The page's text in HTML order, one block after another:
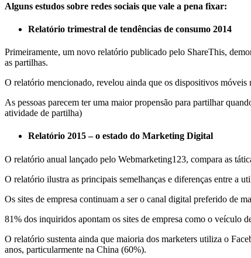
Alguns estudos sobre redes sociais que vale a pena fixar:
Relatório trimestral de tendências de consumo 2014
Primeiramente, um novo relatório publicado pelo ShareThis,
as partilhas.
O relatório mencionado, revelou ainda que os dispositivos
As pessoas parecem ter uma maior propensão para partilhar
atividade de partilha)
Relatório 2015 – o estado do Marketing Digital
O relatório anual lançado pelo Webmarketing123, compara as
O relatório ilustra as principais semelhanças e diferenças entre a
Os sites de empresa continuam a ser o canal digital preferido de
81% dos inquiridos apontam os sites de empresa como o veículo
O relatório sustenta ainda que maioria dos marketers utiliza o
anos, particularmente na China (60%).